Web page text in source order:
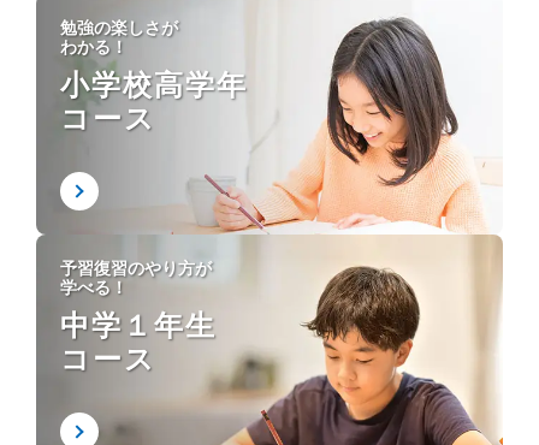
勉強の楽しさが
わかる！
小学校高学年
コース
予習復習のやり方が
学べる！
中学１年生
コース